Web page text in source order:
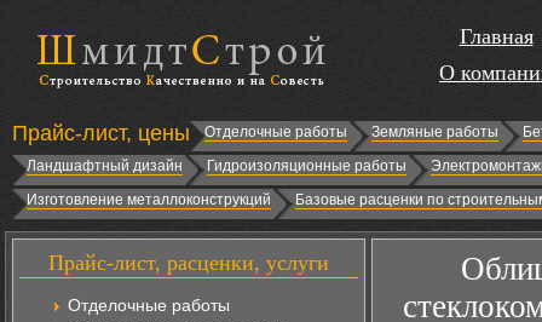
Главная
О
Прайс-лист, цены Отделочные работы Земляные работы
Ландшафтный дизайн
Гидроизоляционные работы
Изготовление металлоконструкций
Базовые расценки по
Прайс-лист, расценки, услуги
Отделочные работы